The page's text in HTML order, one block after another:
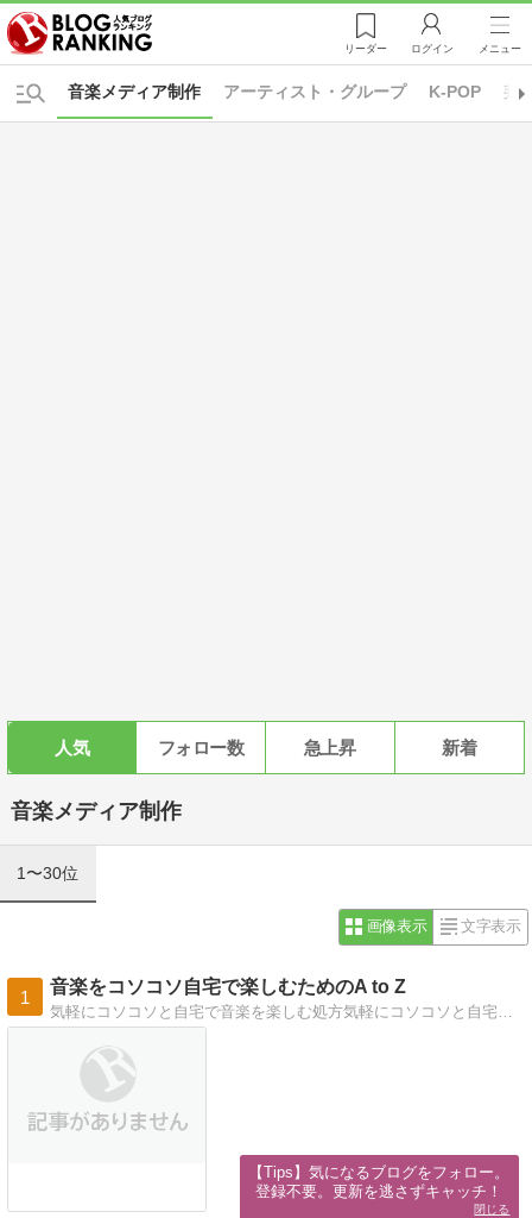
リーダー ログイン メニュー
アーティスト・グループ K-POP 邦
音楽メディア制作
人気 フォロー数 急上昇 新着
音楽メディア制作
1〜30位
画像表示 文字表示
1
音楽をコソコソ自宅で楽しむためのA to Z
【Tips】気になるブログをフォロー。
登録不要。更新を逃さずキャッチ！
閉じる